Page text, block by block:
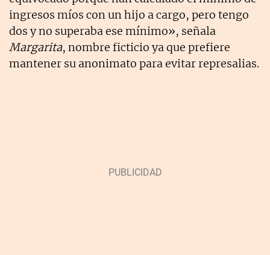
ingresos míos con un hijo a cargo, pero tengo
dos y no superaba ese mínimo», señala
Margarita, nombre ficticio ya que prefiere
mantener su anonimato para evitar represalias.